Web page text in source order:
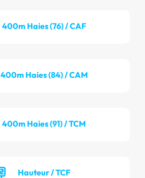
400m Haies (76) / CAF
400m Haies (84) / CAM
400m Haies (91) / TCM
Hauteur / TCF